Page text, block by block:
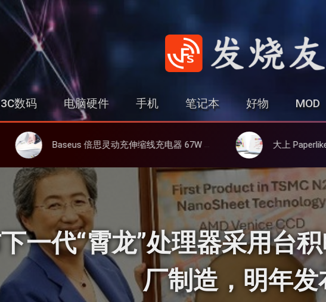
发烧友
3C数码 电脑硬件 手机 笔记本 好物 MOD
Baseus 倍思灵动充伸缩线充电器 67W 3C，超耐用可伸缩线、氮化镓、3C多设备同时充 大上 Paperlike 13K 彩屏版显示屏，13.3
一代“霄龙”处理器采用台
厂制造，明年发